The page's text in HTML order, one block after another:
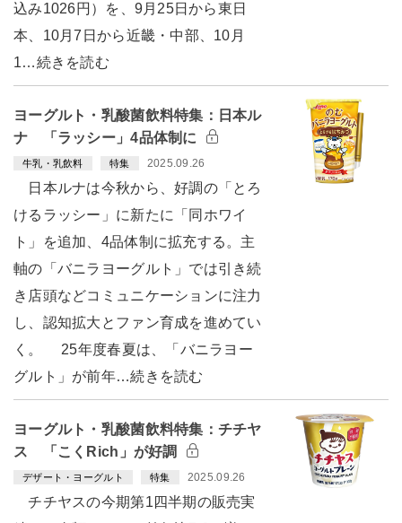
込み1026円）を、9月25日から東日
本、10月7日から近畿・中部、10月
1…続きを読む
ヨーグルト・乳酸菌飲料特集：日本ル
ナ 「ラッシー」4品体制に
牛乳・乳飲料 特集 2025.09.26
日本ルナは今秋から、好調の「とろ
けるラッシー」に新たに「同ホワイ
ト」を追加、4品体制に拡充する。主
軸の「バニラヨーグルト」では引き続
き店頭などコミュニケーションに注力
し、認知拡大とファン育成を進めてい
く。 25年度春夏は、「バニラヨー
グルト」が前年…続きを読む
ヨーグルト・乳酸菌飲料特集：チチヤ
ス 「こくRich」が好調
デザート・ヨーグルト 特集 2025.09.26
チチヤスの今期第1四半期の販売実